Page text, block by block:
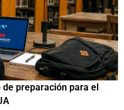
el curso
de naturalización en EUA